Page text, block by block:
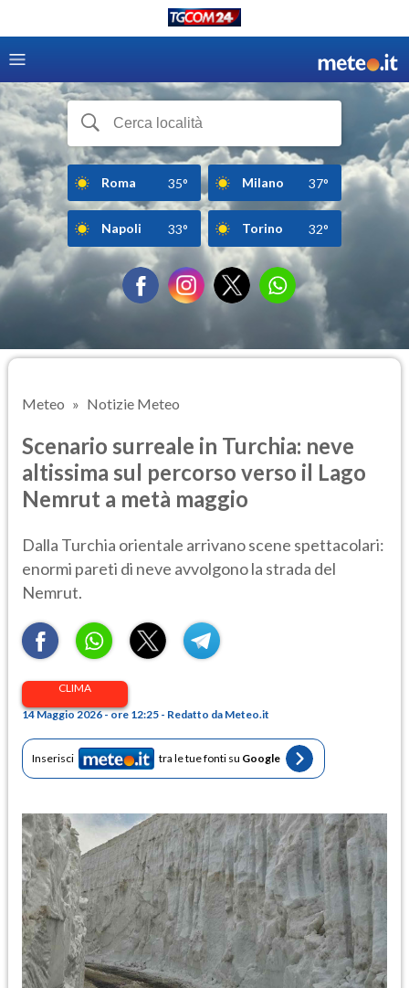
Roma 35° Milano 37°
Napoli 33° Torino 32°
Meteo Notizie Meteo
Scenario surreale in Turchia: neve
altissima sul percorso verso il Lago
Nemrut a metà maggio
Dalla Turchia orientale arrivano scene spettacolari:
enormi pareti di neve avvolgono la strada del
Nemrut.
CLIMA
14 Maggio 2026 - ore 12:25 - Redatto da Meteo.it
Inserisci tra le tue fonti su Google